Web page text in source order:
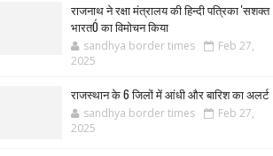
राजनाथ ने रक्षा मंत्रालय की हिन्दी पत्रिका 'सशक्त
भारतÓ का विमोचन किया
sandhya border times
Feb 27,
2025
राजस्थान के 6 जिलों में आंधी और बारिश का अलर्ट
sandhya border times
Feb 27,
2025